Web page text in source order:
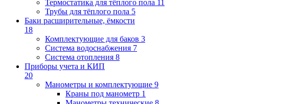
Термостатика для тёплого пола 11
Трубы для тёплого пола 5
Баки расширительные, ёмкости
18
Комплектующие для баков 3
Система водоснабжения 7
Система отопления 8
Приборы учета и КИП
20
Манометры и комплектующие 9
Краны под манометр 1